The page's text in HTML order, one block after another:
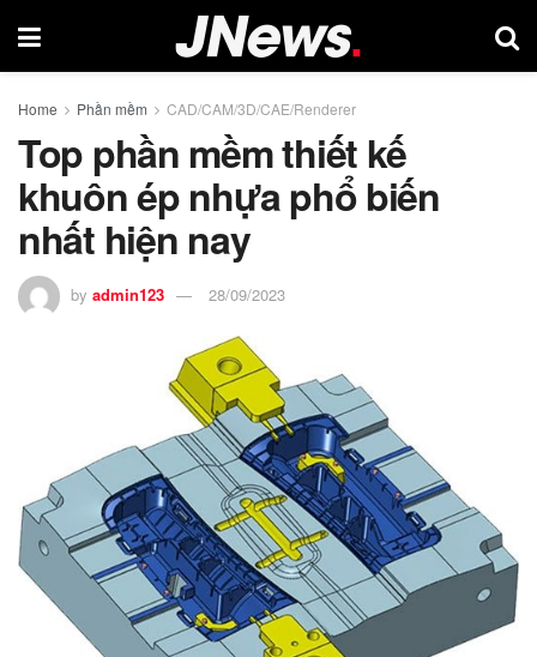
Home Phần mềm CAD/CAM/3D/CAE/Renderer
Top phần mềm thiết kế
khuôn ép nhựa phổ biến
nhất hiện nay
by admin123 28/09/2023